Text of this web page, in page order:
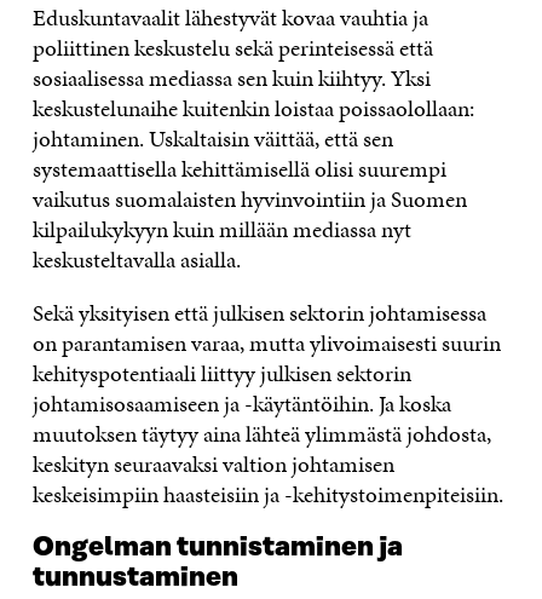
Eduskuntavaalit lähestyvät kovaa vauhtia ja
poliittinen keskustelu sekä perinteisessä että
sosiaalisessa mediassa sen kuin kiihtyy. Yksi
keskustelunaihe kuitenkin loistaa poissaolollaan:
johtaminen. Uskaltaisin väittää, että sen
systemaattisella kehittämisellä olisi suurempi
vaikutus suomalaisten hyvinvointiin ja Suomen
kilpailukykyyn kuin millään mediassa nyt
keskusteltavalla asialla.
Sekä yksityisen että julkisen sektorin johtamisessa
on parantamisen varaa, mutta ylivoimaisesti suurin
kehityspotentiaali liittyy julkisen sektorin
johtamisosaamiseen ja -käytäntöihin. Ja koska
muutoksen täytyy aina lähteä ylimmästä johdosta,
keskityn seuraavaksi valtion johtamisen
keskeisimpiin haasteisiin ja -kehitystoimenpiteisiin.
Ongelman tunnistaminen ja
tunnustaminen